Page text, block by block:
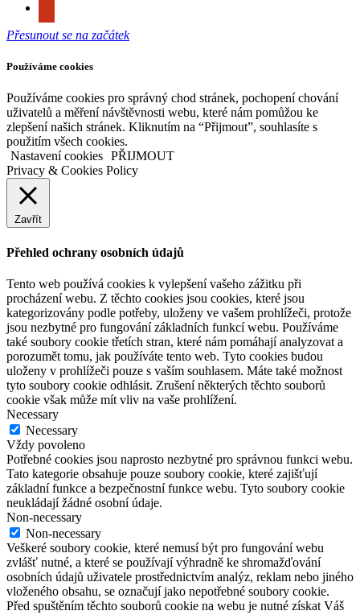
Přesunout se na začátek
Používáme cookies
Používáme cookies pro správný chod stránek, pochopení chování
uživatelů a měření návštěvnosti webu, které nám pomůžou ke
zlepšení našich stránek. Kliknutím na “Přijmout”, souhlasíte s
použitím všech cookies.
Nastavení cookies PŘIJMOUT
Privacy & Cookies Policy
Zavřít
Přehled ochrany osobních údajů
Tento web používá cookies k vylepšení vašeho zážitku při
procházení webu. Z těchto cookies jsou cookies, které jsou
kategorizovány podle potřeby, uloženy ve vašem prohlížeči, protože
jsou nezbytné pro fungování základních funkcí webu. Používáme
také soubory cookie třetích stran, které nám pomáhají analyzovat a
porozumět tomu, jak používáte tento web. Tyto cookies budou
uloženy v prohlížeči pouze s vaším souhlasem. Máte také možnost
tyto soubory cookie odhlásit. Zrušení některých těchto souborů
cookie však může mít vliv na vaše prohlížení.
Necessary
Necessary
Vždy povoleno
Potřebné cookies jsou naprosto nezbytné pro správnou funkci webu.
Tato kategorie obsahuje pouze soubory cookie, které zajišťují
základní funkce a bezpečnostní funkce webu. Tyto soubory cookie
neukládají žádné osobní údaje.
Non-necessary
Non-necessary
Veškeré soubory cookie, které nemusí být pro fungování webu
zvlášť nutné, a které se používají výhradně ke shromažďování
osobních údajů uživatele prostřednictvím analýz, reklam nebo jiného
vloženého obsahu, se označují jako nepotřebné soubory cookie.
Před spuštěním těchto souborů cookie na webu je nutné získat Váš